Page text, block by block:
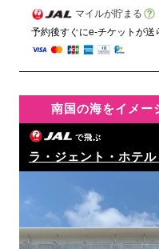
マイルが貯まる
予約後すぐにe-チケットが送
南国の海をイメー
で飛ぶ
ラ・ジェント・ホテ